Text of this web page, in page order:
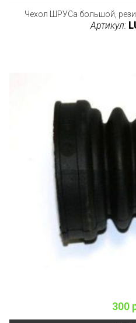
Чехол ШРУСа большой,
Артикул:
300